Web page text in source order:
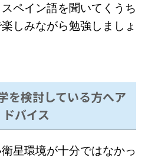
ペイン語を聞いてくうち
しみながら勉強しましょ
を検討している方へア
ドバイス
星環境が十分ではなかっ